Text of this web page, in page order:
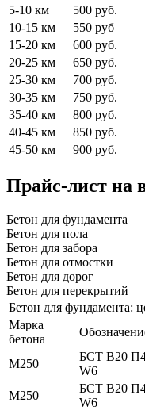
5-10 км
500 руб.
10-15 км
550 руб
15-20 км
600 руб.
20-25 км
650 руб.
25-30 км
700 руб.
30-35 км
750 руб.
35-40 км
800 руб.
40-45 км
850 руб.
45-50 км
900 руб.
Прайс-лист на
Бетон для фундамента
Бетон для пола
Бетон для забора
Бетон для отмостки
Бетон для дорог
Бетон для перекрытий
Бетон для фундамента:
Марка
бетона
М250
БСТ В20
W6
М250
БСТ В20
W6